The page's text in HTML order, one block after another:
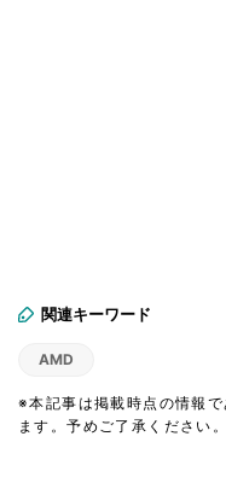
関連キーワード
AMD
※本記事は掲載時点の情報
ます。予めご了承ください。